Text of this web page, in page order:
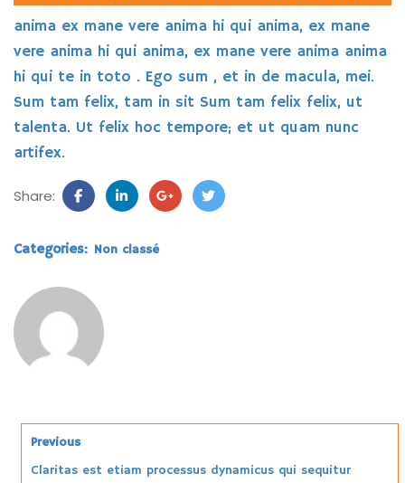
anima ex mane vere anima hi qui anima, ex mane
vere anima hi qui anima, ex mane vere anima anima
hi qui te in toto . Ego sum , et in de macula, mei.
Sum tam felix, tam in sit Sum tam felix felix, ut
talenta. Ut felix hoc tempore; et ut quam nunc
artifex.
Share:
Categories: Non classé
Previous
Claritas est etiam processus dynamicus qui sequitur